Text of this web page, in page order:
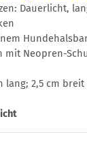
Dauerlicht,
mit Neopren-
lang; 2,5 cm